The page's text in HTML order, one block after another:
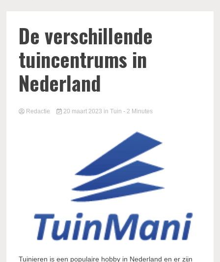
De verschillende
tuincentrums in
Nederland
Redactie 20 maart 2023 in Tuin - 2 Minutes
Tuinieren is een populaire hobby in Nederland en er zijn